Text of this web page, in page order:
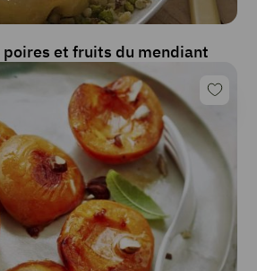
poires et fruits du mendiant